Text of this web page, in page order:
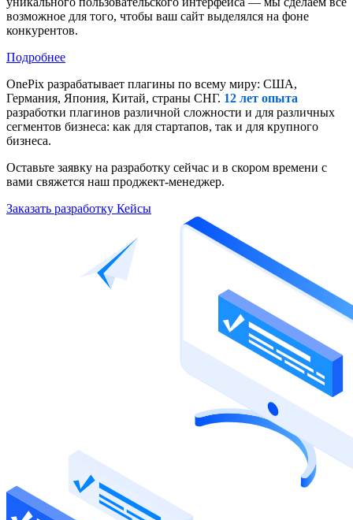
возможное для того, чтобы ваш сайт выделялся на фоне
конкурентов.
Подробнее
OnePix разрабатывает плагины по всему миру: США,
Германия, Япония, Китай, страны СНГ. 12 лет опыта
разработки плагинов различной сложности и для различных
сегментов бизнеса: как для стартапов, так и для крупного
бизнеса.
Оставьте заявку на разработку сейчас и в скором времени c
вами свяжется наш проджект-менеджер.
Заказать разработку Кейсы